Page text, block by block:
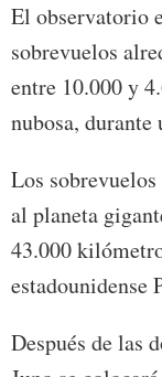
El observatorio
sobrevuelos
entre 10.000 y
nubosa,
Los
al planeta
43.000
estadounidense
Después de las